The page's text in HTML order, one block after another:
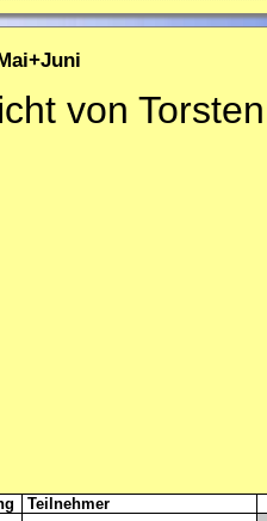
von Torsten
Teilnehmer